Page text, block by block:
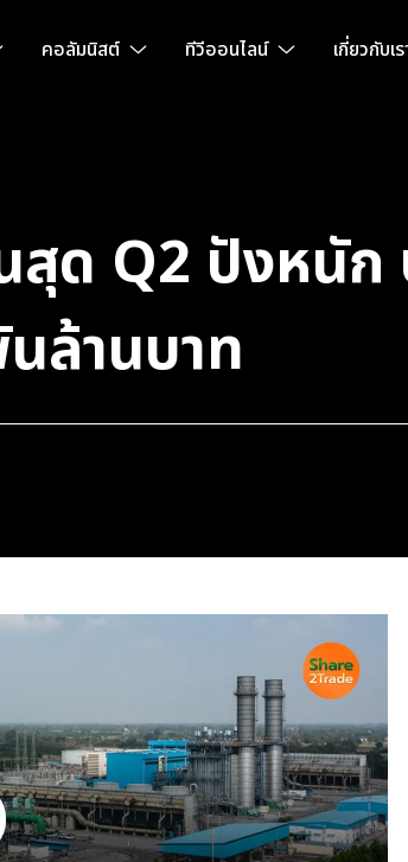
คอลัมนิสต์ ทีวีออนไลน์ เกี่ยวกับเร
สุด Q2 ปังหนั
ล้านบาท